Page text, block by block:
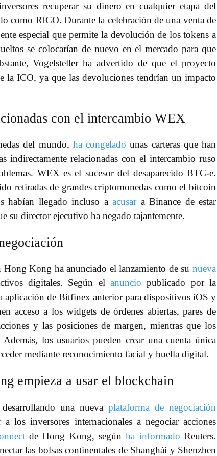
recuperar su dinero en cualquier etapa del
como RICO. Durante la celebración de una venta de
especial que permite la devolución de los tokens a
se colocarían de nuevo en el mercado para que
Vogelsteller ha advertido de que el proyecto
la ICO, ya que las devoluciones tendrían un impacto
con el intercambio WEX
del mundo, ha congelado unas carteras que han
indirectamente relacionadas con el intercambio ruso
WEX es el sucesor del desaparecido BTC-e.
retiradas de grandes criptomonedas como el bitcoin
habían llegado incluso aacusara Binance de estar
su director ejecutivo ha negado tajantemente.
Kong ha anunciado el lanzamiento de su nueva
digitales. Según elanuncio publicado por la
aplicación de Bitfinex anterior para dispositivos iOS y
acceso a los widgets de órdenes abiertas, pares de
y las posiciones de margen, mientras que los
los usuarios pueden crear una cuenta única
mediante reconocimiento facial y huella digital.
empieza a usar el blockchain
una nueva plataforma de negociación
a los inversores internacionales a negociar acciones
de Hong Kong, segúnha informado Reuters.
las bolsas continentales de Shanghái y Shenzhen